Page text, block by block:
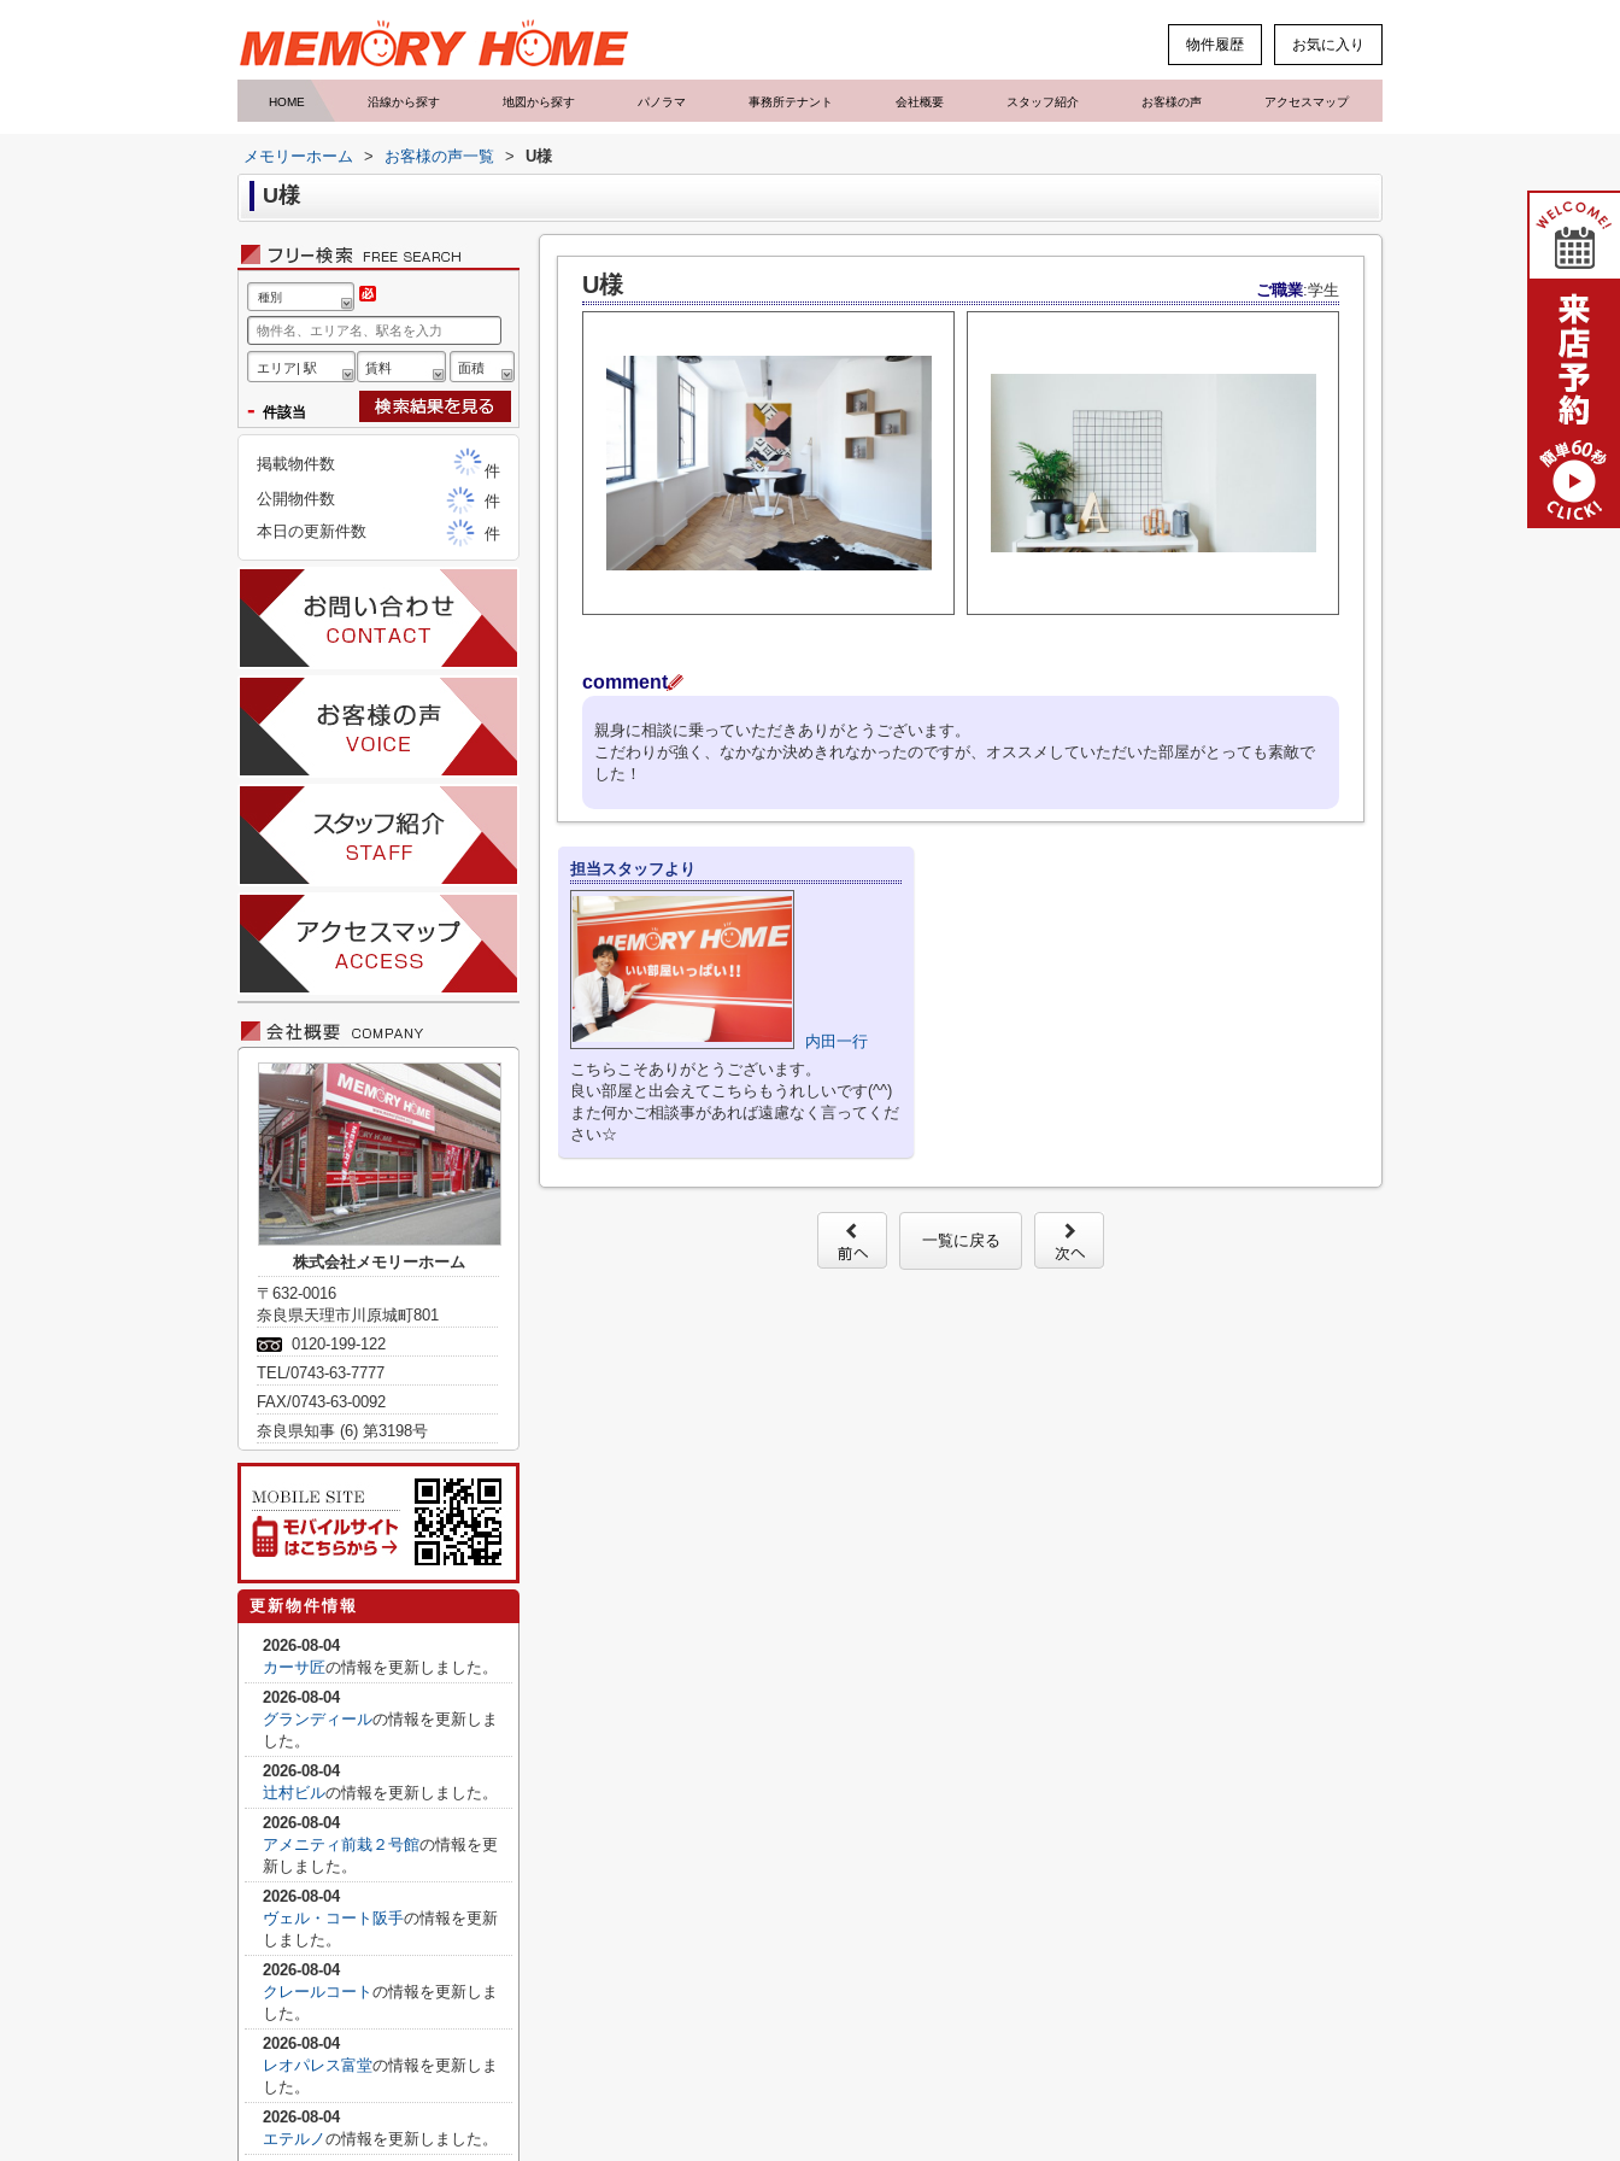
物件履歴 お気に入り
HOME 沿線から探す 地図から探す パノラマ 事務所テナント 会社概要 スタッフ紹介 お客様の声 アクセスマップ
メモリーホーム > お客様の声一覧 > U様
U様
U様 ご職業:学生
comment
親身に相談に乗っていただきありがとうございます。
こだわりが強く、なかなか決めきれなかったのですが、オススメしていただいた部屋がとっても素敵で
した！
担当スタッフより
内田一行
こちらこそありがとうございます。
良い部屋と出会えてこちらもうれしいです(^^)
また何かご相談事があれば遠慮なく言ってくだ
さい☆
一覧に戻る
種別
エリア| 駅 賃料 面積
- 件該当
掲載物件数
件
公開物件数
件
本日の更新件数
件
株式会社メモリーホーム
〒632-0016
奈良県天理市川原城町801
0120-199-122
TEL/0743-63-7777
FAX/0743-63-0092
奈良県知事 (6) 第3198号
更新物件情報
2026-08-04
カーサ匠の情報を更新しました。
2026-08-04
グランディールの情報を更新しま
した。
2026-08-04
辻村ビルの情報を更新しました。
2026-08-04
アメニティ前栽２号館の情報を更
新しました。
2026-08-04
ヴェル・コート阪手の情報を更新
しました。
2026-08-04
クレールコート の情報を更新しま
した。
2026-08-04
レオパレス富堂の情報を更新しま
した。
2026-08-04
エテルノの情報を更新しました。